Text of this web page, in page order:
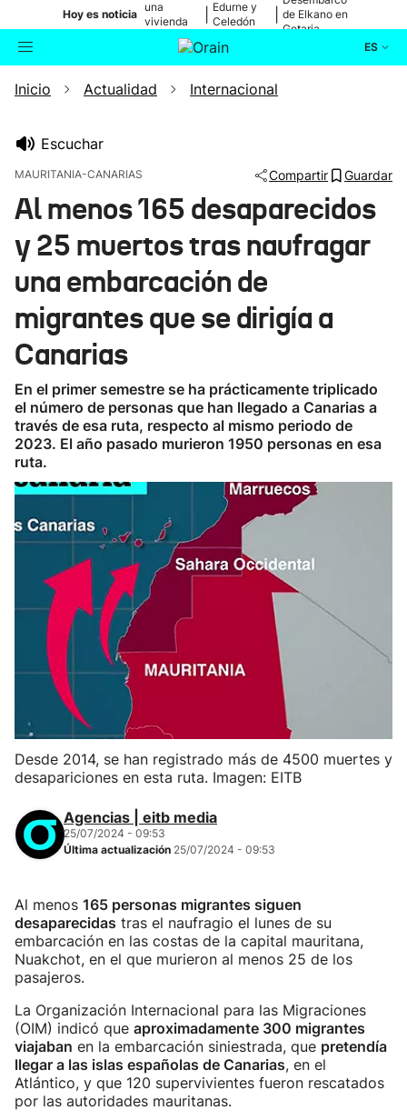
Hoy es noticia
una
vivienda
de Bilbao
Edurne y
Celedón
de Elkano en
Getaria
ES
Buscador Actualidad
Ikusmiran
Eguraldia
Inicio Actualidad Internacional
Escuchar
MAURITANIA-CANARIAS Compartir Guardar
Al menos 165 desaparecidos
y 25 muertos tras naufragar
una embarcación de
migrantes que se dirigía a
Canarias
En el primer semestre se ha prácticamente triplicado
el número de personas que han llegado a Canarias a
través de esa ruta, respecto al mismo periodo de
2023. El año pasado murieron 1950 personas en esa
ruta.
Desde 2014, se han registrado más de 4500 muertes y
desapariciones en esta ruta. Imagen: EITB
Agencias | eitb media
25/07/2024 - 09:53
Última actualización 25/07/2024 - 09:53
Al menos 165 personas migrantes siguen
desaparecidas tras el naufragio el lunes de su
embarcación en las costas de la capital mauritana,
Nuakchot, en el que murieron al menos 25 de los
pasajeros.
La Organización Internacional para las Migraciones
(OIM) indicó que aproximadamente 300 migrantes
viajaban en la embarcación siniestrada, que pretendía
llegar a las islas españolas de Canarias, en el
Atlántico, y que 120 supervivientes fueron rescatados
por las autoridades mauritanas.